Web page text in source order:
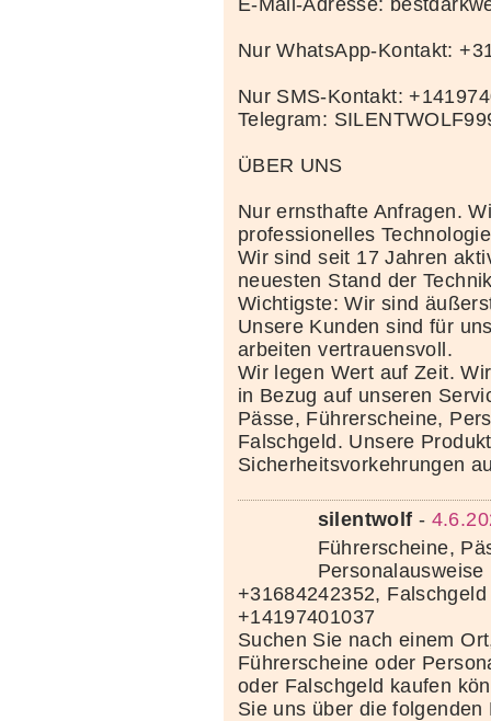
E-Mail-Adresse:
Nur WhatsApp-Kontakt:
Nur SMS-Kontakt:
Telegram:
ÜBER UNS
Nur ernsthafte Anfragen.
professionelles
Wir sind seit 17 Jahren
neuesten Stand der
Wichtigste: Wir sind
Unsere Kunden sind für
arbeiten vertrauensvoll.
Wir legen Wert auf Zeit.
in Bezug auf unseren
Pässe, Führerscheine,
Falschgeld. Unsere
Sicherheitsvorkehrungen
silentwolf -
Führerscheine,
+31684242352,
+14197401037
Suchen Sie nach einem
Führerscheine oder
oder Falschgeld kaufen
Sie uns über die folgenden